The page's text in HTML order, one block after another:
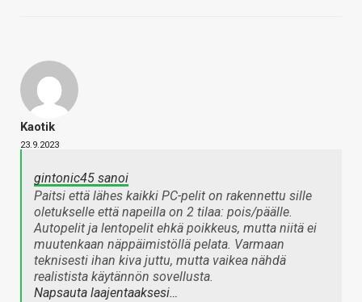
Kaotik
23.9.2023
gintonic45 sanoi
Paitsi että lähes kaikki PC-pelit on rakennettu sille
oletukselle että napeilla on 2 tilaa: pois/päälle.
Autopelit ja lentopelit ehkä poikkeus, mutta niitä ei
muutenkaan näppäimistöllä pelata. Varmaan
teknisesti ihan kiva juttu, mutta vaikea nähdä
realistista käytännön sovellusta.
Napsauta laajentaaksesi…